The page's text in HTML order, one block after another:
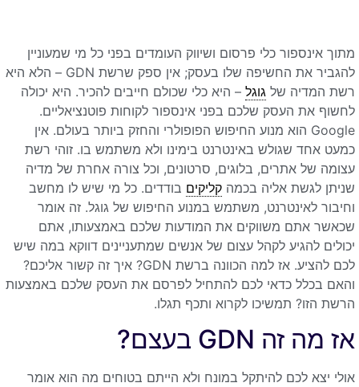
מתוך אינספור כלי פרסום ושיווק העומדים בפני כל מי שמעוניין
להגביר את החשיפה שלו בעסק; אין ספק שרשת GDN – הלא היא
רשת המדיה של גוגל – היא כלי שכולם חייבים להכיר. היא יכולה
לחשוף את העסק שלכם בפני אינספור לקוחות פוטנציאליים.
Google הוא מנוע החיפוש הפופולרי והחזק ביותר בעולם. אין
כמעט אחד שגולש באינטרנט בימינו ולא משתמש בו. זוהי רשת
עצומה של אתרים, בלוגים, סרטונים, וכל צורה אחרת של מדיה
שניתן לגשת אליה בכמה קליקים בודדים. כל מי שיש לו מחשב
וחיבור לאינטרנט, משתמש במנוע החיפוש של גוגל. זה אומר
שכאשר אתם משווקים את המודעות שלכם באמצעותו, אתם
יכולים להגיע לקהל עצום של אנשים שמתעניינים דווקא במה שיש
לכם להציע. אז למה הכוונה ברשת GDN? איך זה קשור אליכם?
והאם בכלל כדאי לכם להתחיל לפרסם את העסק שלכם באמצעות
הרשת הזו? תמשיכו לקרוא ותכף תגלו.
אז מה זה GDN בעצם?
אולי יצא לכם להיתקל במונח ולא הייתם בטוחים מה הוא אומר